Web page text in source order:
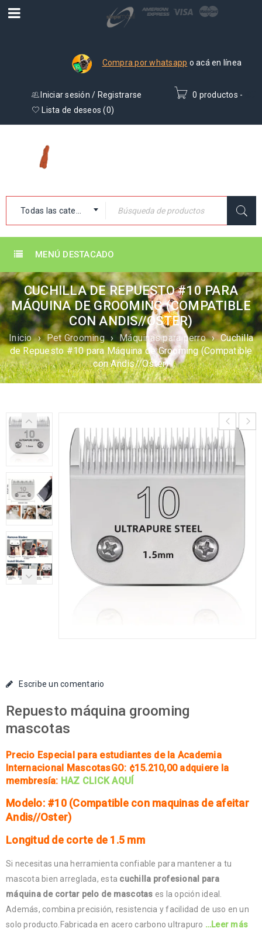
Compra por whatsapp o acá en línea
0 productos -
Iniciar sesión / Registrarse
Lista de deseos (0)
Todas las categorías
MENÚ DESTACADO
CUCHILLA DE REPUESTO #10 PARA
MÁQUINA DE GROOMING (COMPATIBLE
CON ANDIS//OSTER)
Inicio › Pet Grooming › Máquinas para perro › Cuchilla
de Repuesto #10 para Máquina de Grooming (Compatible
con Andis//Oster)
Escribe un comentario
Repuesto máquina grooming
mascotas
Precio Especial para estudiantes de la Academia
Internacional MascotasGO: ¢15.210,00 adquiere la
membresía: HAZ CLICK AQUÍ
Modelo: #10 (Compatible con maquinas de afeitar
Andis//Oster)
Longitud de corte de 1.5 mm
Si necesitas una herramienta confiable para mantener a tu
mascota bien arreglada, esta cuchilla profesional para
máquina de cortar pelo de mascotas es la opción ideal.
Además, combina precisión, resistencia y facilidad de uso en un
solo producto.Fabricada en acero carbono ultrapuro …Leer más